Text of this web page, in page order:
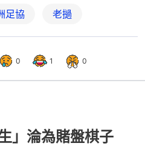
足協 老撾
0 1 0
」淪為賭盤棋子